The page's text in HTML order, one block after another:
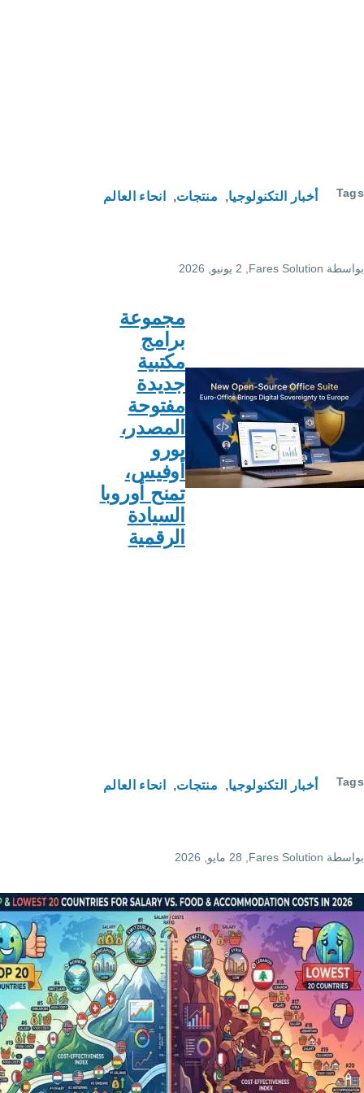
منتجات انحاء العالم
, 2 يونيو, 2026
جديدة
مفتوحة
المصدر،
يورو
أوفيس،
تمنح أوروبا
منتجات انحاء العالم
, 28 مايو, 2026
أفضل
وأدنى
20 دولة
من
حيث
الرواتب
مقابل
تكاليف
الطعام